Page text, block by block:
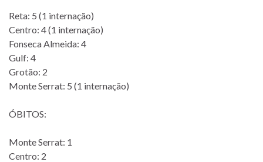
Reta: 5 (1 internação)
Centro: 4 (1 internação)
Fonseca Almeida: 4
Gulf: 4
Grotão: 2
Monte Serrat: 5 (1 internação)
ÓBITOS:
Monte Serrat: 1
Centro: 2